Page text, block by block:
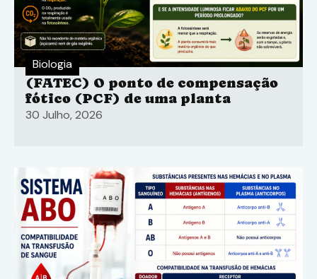
Biologia
(FATEC) O ponto de compensação
fótico (PCF) de uma planta
30 Julho, 2026